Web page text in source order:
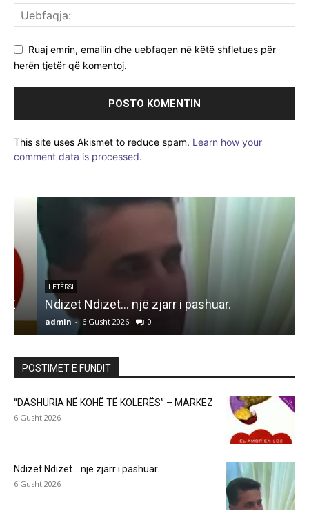
Ruaj emrin, emailin dhe uebfaqen në këtë shfletues për
herën tjetër që komentoj.
This site uses Akismet to reduce spam. Learn how your
comment data is processed.
Ndizet Ndizet… një zjarr i pashuar.
admin - 6 Gusht 2026 0
POSTIMET E FUNDIT
“DASHURIA NË KOHË TË KOLERËS” – MARKEZ
6 Gusht 2026
Ndizet Ndizet… një zjarr i pashuar.
6 Gusht 2026